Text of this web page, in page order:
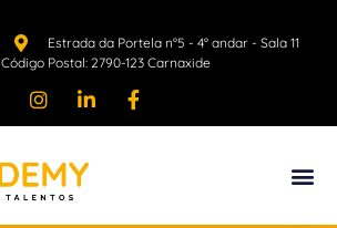
Estrada da Portela n°5 - 4° andar - Sala 11
Código Postal: 2790-123 Carnaxide